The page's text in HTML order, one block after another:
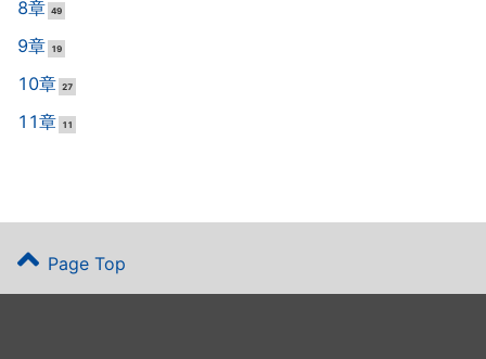
8章 49
9章 19
10章 27
11章 11
Page Top